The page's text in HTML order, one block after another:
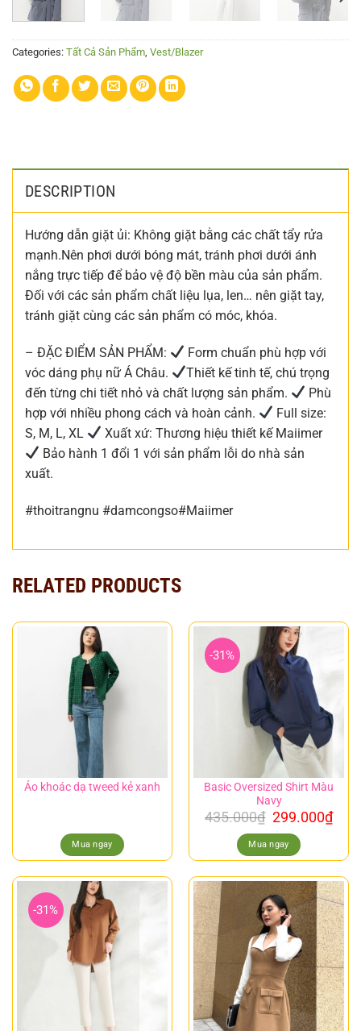
Categories: Tất Cả Sản Phẩm, Vest/Blazer
DESCRIPTION
Hướng dẫn giặt ủi: Không giặt bằng các chất tẩy rửa
mạnh.Nên phơi dưới bóng mát, tránh phơi dưới ánh
nắng trực tiếp để bảo vệ độ bền màu của sản phẩm.
Đối với các sản phẩm chất liệu lụa, len… nên giặt tay,
tránh giặt cùng các sản phẩm có móc, khóa.
– ĐẶC ĐIỂM SẢN PHẨM:
Form chuẩn phù hợp với
vóc dáng phụ nữ Á Châu.
Thiết kế tinh tế, chú trọng
đến từng chi tiết nhỏ và chất lượng sản phẩm.
Phù
hợp với nhiều phong cách và hoàn cảnh.
Full size:
S, M, L, XL
Xuất xứ: Thương hiệu thiết kế Maiimer
Bảo hành 1 đổi 1 với sản phẩm lỗi do nhà sản
xuất.
#thoitrangnu #damcongso#Maiimer
RELATED PRODUCTS
Áo khoác dạ tweed kẻ xanh
Mua ngay
-31%
Basic Oversized Shirt Màu
Navy
435.000₫ 299.000₫
Mua ngay
-31%